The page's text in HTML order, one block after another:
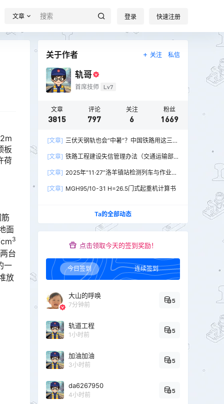
文章 登录 快速注册
板
荷
面
3
台
一
放
关于作者 关注 私信
轨哥
首席技师 Lv7
文章
3815
评论
797
关注
6
粉丝
1669
[文章] 三伏天钢轨也会“中暑”？中国铁路用这三招
[文章] 铁路工程建设失信管理办法（交通运输部
[文章] 2025年“11·27”洛羊镇站检测列车与作业人
[文章] MGH95/10-31 H=26.5门式起重机计算书
Ta的全部动态
点击领取今天的签到奖励！
今日签到 连续签到
大山的呼唤
7分钟前
5
轨道工程
1小时前
5
加油加油
3小时前
5
da6267950
4小时前
5